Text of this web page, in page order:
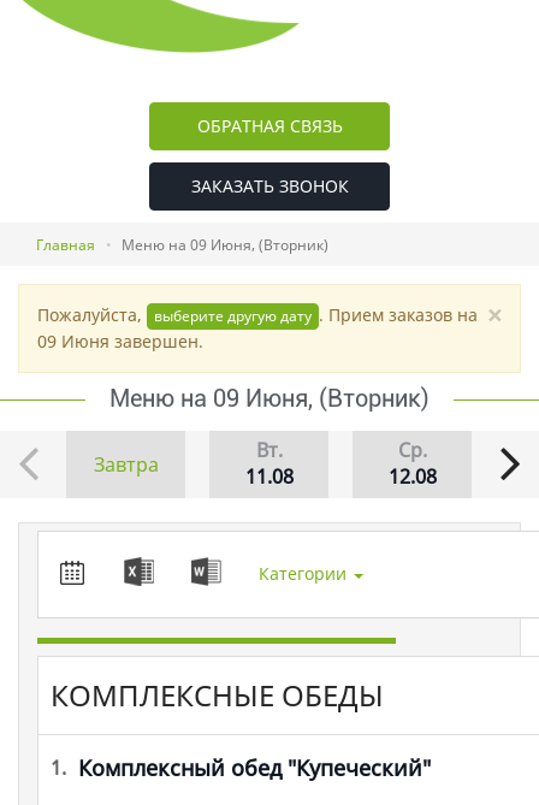
ОБРАТНАЯ СВЯЗЬ
ЗАКАЗАТЬ ЗВОНОК
Главная Меню на 09 Июня, (Вторник)
×
Пожалуйста, выберите другую дату . Прием заказов на
09 Июня завершен.
Меню на 09 Июня, (Вторник)
Завтра
Вт.
11.08
Ср.
12.08
Категории
КОМПЛЕКСНЫЕ ОБЕДЫ
1. Комплексный обед "Купеческий"